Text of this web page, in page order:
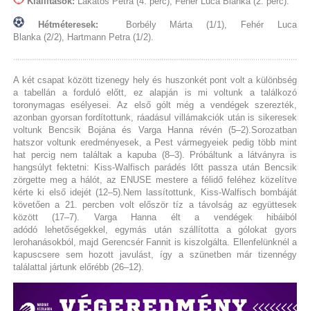
Hétméteresek:
Borbély Márta (1/1), Fehér Luca
Blanka (2/2), Hartmann Petra (1/2).
A két csapat között tizenegy hely és huszonkét pont volt a különbség
a tabellán a forduló előtt, ez alapján is mi voltunk a találkozó
toronymagas esélyesei. Az első gólt még a vendégek szerezték,
azonban gyorsan fordítottunk, ráadásul villámakciók után is sikeresek
voltunk Bencsik Bojána és Varga Hanna révén (5–2).Sorozatban
hatszor voltunk eredményesek, a Pest vármegyeiek pedig több mint
hat percig nem találtak a kapuba (8–3). Próbáltunk a látványra is
hangsúlyt fektetni: Kiss-Walfisch parádés lőtt passza után Bencsik
zörgette meg a hálót, az ENUSE mestere a félidő feléhez közelítve
kérte ki első idejét (12–5).Nem lassítottunk, Kiss-Walfisch bombáját
követően a 21. percben volt először tíz a távolság az együttesek
között (17–7). Varga Hanna élt a vendégek hibáiból
adódó lehetőségekkel, egymás után szállította a gólokat gyors
lerohanásokból, majd Gerencsér Fannit is kiszolgálta. Ellenfelünknél a
kapuscsere sem hozott javulást, így a szünetben már tizennégy
találattal jártunk előrébb (26–12).